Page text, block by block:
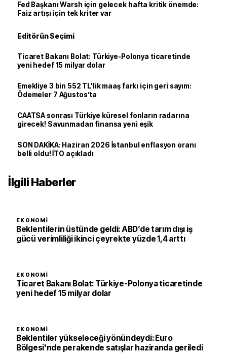
Fed Başkanı Warsh için gelecek hafta kritik önemde:
Faiz artışı için tek kriter var
Editörün Seçimi
Ticaret Bakanı Bolat: Türkiye-Polonya ticaretinde
yeni hedef 15 milyar dolar
Emekliye 3 bin 552 TL'lik maaş farkı için geri sayım:
Ödemeler 7 Ağustos’ta
CAATSA sonrası Türkiye küresel fonların radarına
girecek! Savunmadan finansa yeni eşik
SON DAKİKA: Haziran 2026 İstanbul enflasyon oranı
belli oldu! İTO açıkladı
İlgili Haberler
EKONOMI
Beklentilerin üstünde geldi: ABD’de tarım dışı iş
gücü verimliliği ikinci çeyrekte yüzde 1,4 arttı
EKONOMI
Ticaret Bakanı Bolat: Türkiye-Polonya ticaretinde
yeni hedef 15 milyar dolar
EKONOMI
Beklentiler yükseleceği yönündeydi: Euro
Bölgesi'nde perakende satışlar haziranda geriledi